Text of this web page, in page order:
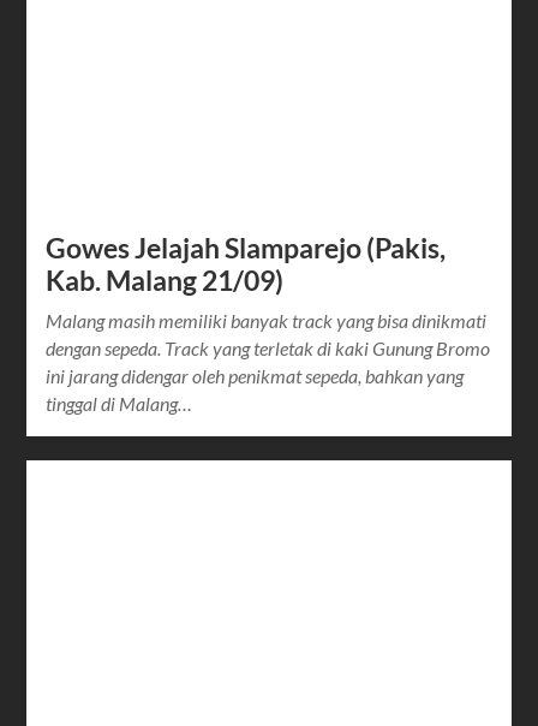
Gowes Jelajah Slamparejo (Pakis,
Kab. Malang 21/09)
Malang masih memiliki banyak track yang bisa dinikmati
dengan sepeda. Track yang terletak di kaki Gunung Bromo
ini jarang didengar oleh penikmat sepeda, bahkan yang
tinggal di Malang…